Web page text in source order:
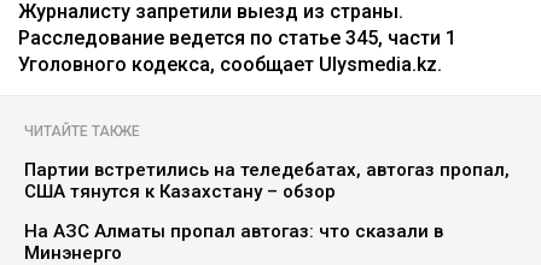
Журналисту запретили выезд из страны.
Расследование ведется по статье 345, части 1
Уголовного кодекса, сообщает Ulysmedia.kz.
ЧИТАЙТЕ ТАКЖЕ
Партии встретились на теледебатах, автогаз пропал,
США тянутся к Казахстану – обзор
На АЗС Алматы пропал автогаз: что сказали в
Минэнерго